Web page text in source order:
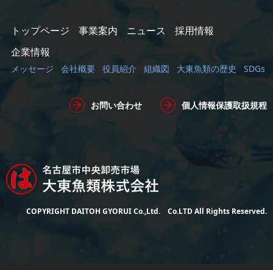
トップページ 事業案内 ニュース
採用情報
企業情報
メッセージ 会社概要 役員紹介 組織図 大東魚類の歴史 SDGs
お問い合わせ 個人情報保護取扱規程
COPYRIGHT DAITOH GYORUI Co.,Ltd. Co.LTD All Rights Reserved.